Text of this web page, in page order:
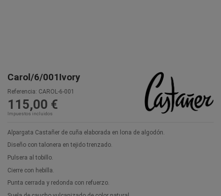
Carol/6/001Ivory
Referencia: CAROL-6-001
115,00 €
Impuestos incluidos
Alpargata Castañer de cuña elaborada en lona de algodón.
Diseño con talonera en tejido trenzado.
Pulsera al tobillo.
Cierre con hebilla.
Punta cerrada y redonda con refuerzo.